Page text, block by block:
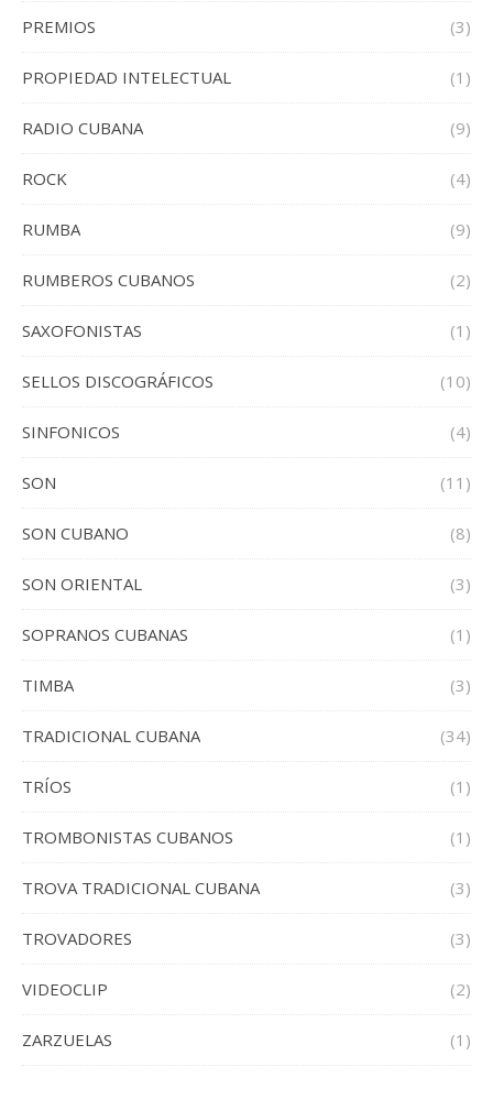
PREMIOS (3)
PROPIEDAD INTELECTUAL (1)
RADIO CUBANA (9)
ROCK (4)
RUMBA (9)
RUMBEROS CUBANOS (2)
SAXOFONISTAS (1)
SELLOS DISCOGRÁFICOS (10)
SINFONICOS (4)
SON (11)
SON CUBANO (8)
SON ORIENTAL (3)
SOPRANOS CUBANAS (1)
TIMBA (3)
TRADICIONAL CUBANA (34)
TRÍOS (1)
TROMBONISTAS CUBANOS (1)
TROVA TRADICIONAL CUBANA (3)
TROVADORES (3)
VIDEOCLIP (2)
ZARZUELAS (1)